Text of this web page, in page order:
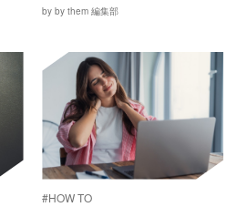
by by them 編集部
#HOW TO